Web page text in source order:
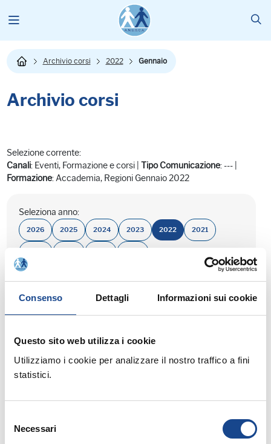
Consenso Dettagli Informazioni sui cookie
Questo sito web utilizza i cookie
Utilizziamo i cookie per analizzare il nostro traffico a fini
statistici.
delNecessari
Archivio corsi 2022 Gennaio
Archivio corsi
Selezione corrente:
Canali: Eventi, Formazione e corsi | Tipo Comunicazione: --- |
Formazione: Accademia, Regioni Gennaio 2022
Seleziona anno:
2026 2025 2024 2023 2022 2021
Seleziona mese:
GIUGNO LUGLIO AGOSTO SETTEMBRE
OTTOBRE NOVEMBRE DICEMBRE